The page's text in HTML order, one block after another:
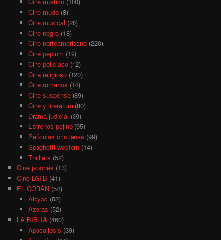
Cine mudo(8)
Cine musical (20)
Cine negro(18)
Cine norteamericano(220)
Cine peplum (19)
Cine policiaco(12)
Cine religioso(120)
Cine romanos (14)
Cine suspense(89)
Cine y literatura(80)
Drama judicial (39)
Estrenos pejino(95)
Películas cristianas (99)
Spaghetti western(14)
Thrillers (52)
Cine japonés (13)
Cine LGTB (41)
EL CORÁN (54)
Aleyas (52)
Azoras (52)
LA BIBLIA (460)
Apocalipsis (39)